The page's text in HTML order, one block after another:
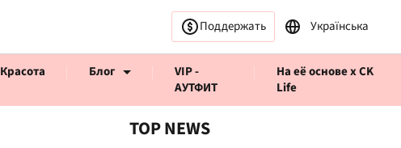
Поддержать Українська
Красота Блог
VIP -
АУТФИТ
На её основе x CK
Life
TOP NEWS